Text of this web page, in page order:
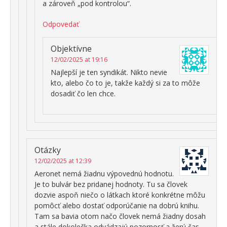
a zároveň „pod kontrolou“.
Odpovedať
Objektívne
12/02/2025 at 19:16
Najlepší je ten syndikát. Nikto nevie
kto, alebo čo to je, takže každý si za to môže
dosadiť čo len chce.
Otázky
12/02/2025 at 12:39
Aeronet nemá žiadnu výpovednú hodnotu.
Je to bulvár bez pridanej hodnoty. Tu sa človek
dozvie aspoň niečo o látkach ktoré konkrétne môžu
pomôcť alebo dostať odporúčanie na dobrú knihu.
Tam sa bavia otom načo človek nemá žiadny dosah